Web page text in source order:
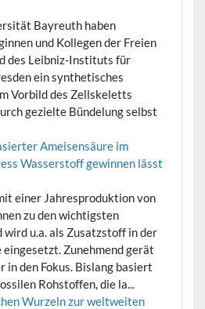
Bayreuth haben
und Kollegen der Freien
des Leibniz-Instituts für
ein synthetisches
Vorbild des Zellskeletts
gezielte Bündelung selbst
Ameisensäure im
Wasserstoff gewinnen lässt
einer Jahresproduktion von
zu den wichtigsten
wird u.a. als Zusatzstoff in der
Zunehmend gerät
in den Fokus. Bislang basiert
Rohstoffen, die la...
Wurzeln zur weltweiten